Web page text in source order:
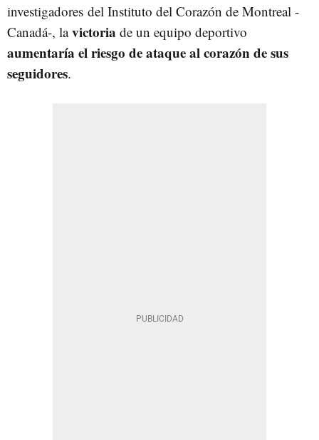
investigadores del Instituto del Corazón de Montreal -
Canadá-, lavictoria de un equipo deportivo
aumentaría el riesgo de ataque al corazón de sus
seguidores.